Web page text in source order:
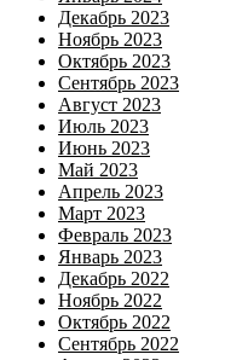
Декабрь 2023
Ноябрь 2023
Октябрь 2023
Сентябрь 2023
Август 2023
Июль 2023
Июнь 2023
Май 2023
Апрель 2023
Март 2023
Февраль 2023
Январь 2023
Декабрь 2022
Ноябрь 2022
Октябрь 2022
Сентябрь 2022